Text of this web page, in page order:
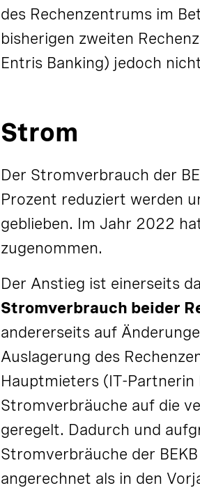
des Rechenzentrums im
bisherigen zweiten
Entris Banking) jedoch
Strom
Der Stromverbrauch der
Prozent reduziert werden
geblieben. Im Jahr 2022
zugenommen.
Der Anstieg ist einerseits
Stromverbrauch beider
andererseits auf
Auslagerung des
Hauptmieters (IT-Partnerin
Stromverbräuche auf die
geregelt. Dadurch und
Stromverbräuche der
angerechnet als in den